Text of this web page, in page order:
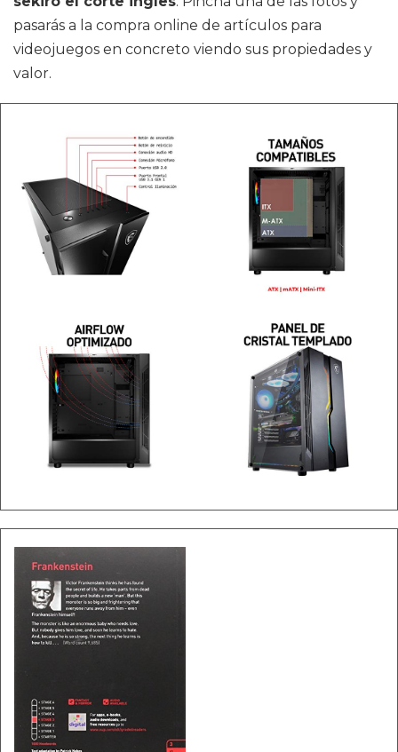
pasarás a la compra online de artículos para
videojuegos en concreto viendo sus propiedades y
valor.